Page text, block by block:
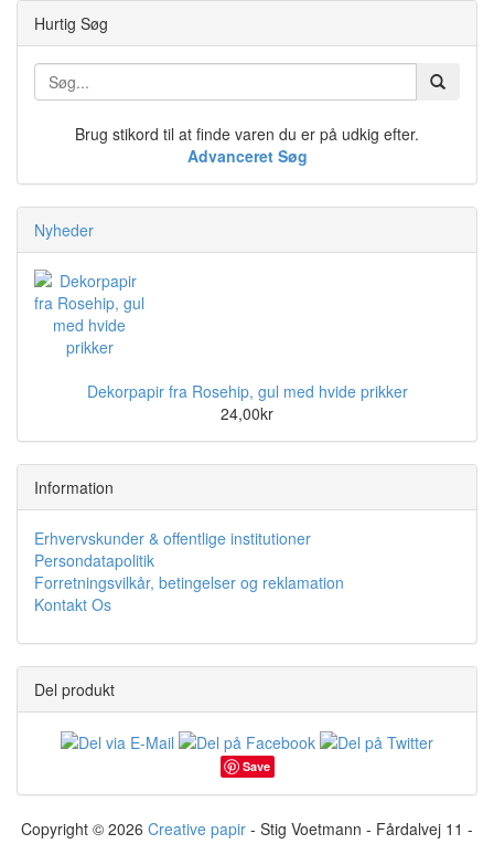
Hurtig Søg
Brug stikord til at finde varen du er på udkig efter.
Advanceret Søg
Nyheder
Dekorpapir fra Rosehip, gul med hvide prikker
24,00kr
Information
Erhvervskunder & offentlige institutioner
Persondatapolitik
Forretningsvilkår, betingelser og reklamation
Kontakt Os
Del produkt
Save
Copyright © 2026 Creative papir - Stig Voetmann - Fårdalvej 11 -